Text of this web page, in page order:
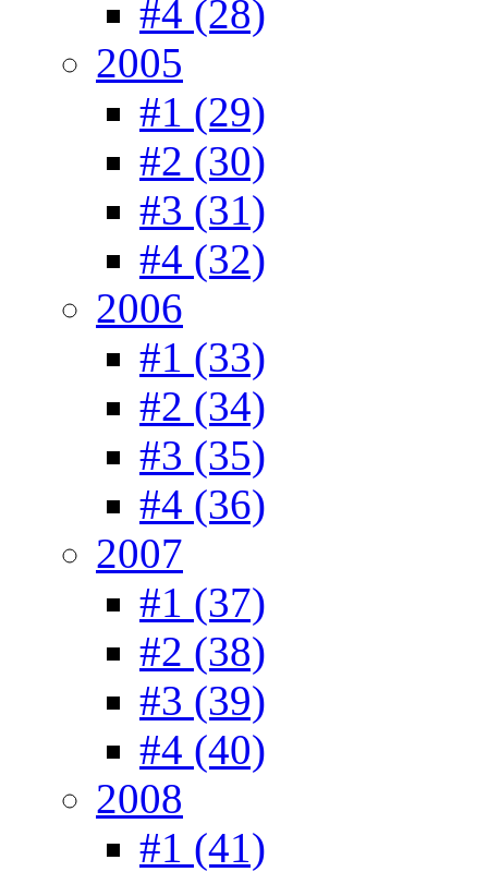
#4 (28)
2005
#1 (29)
#2 (30)
#3 (31)
#4 (32)
2006
#1 (33)
#2 (34)
#3 (35)
#4 (36)
2007
#1 (37)
#2 (38)
#3 (39)
#4 (40)
2008
#1 (41)